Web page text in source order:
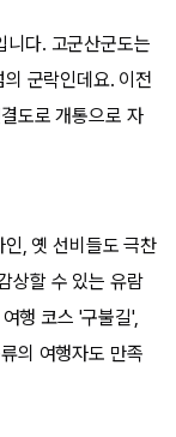
니다. 고군산군도는
군락인데요. 이전
도로 개통으로 자
, 옛 선비들도 극찬
상할 수 있는 유람
행 코스 '구불길',
의 여행자도 만족